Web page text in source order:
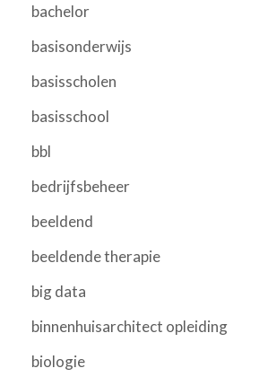
bachelor
basisonderwijs
basisscholen
basisschool
bbl
bedrijfsbeheer
beeldend
beeldende therapie
big data
binnenhuisarchitect opleiding
biologie